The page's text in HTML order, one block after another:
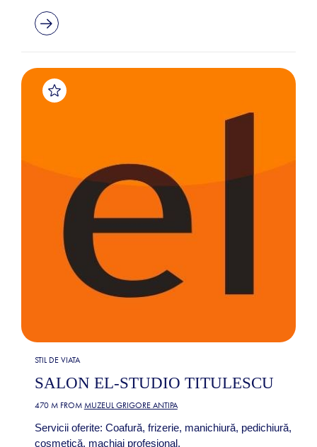
STIL DE VIATA
SALON EL-STUDIO TITULESCU
470 M FROM MUZEUL GRIGORE ANTIPA
Servicii oferite: Coafură, frizerie, manichiură, pedichiură,
cosmetică, machiaj profesional.